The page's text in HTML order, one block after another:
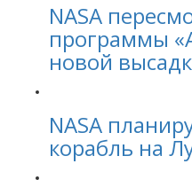
NASA
программы
новой
NASA
корабль на